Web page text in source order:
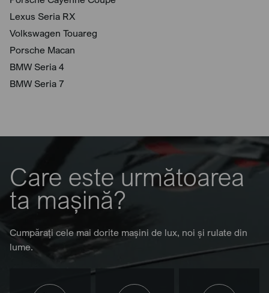
Lexus Seria RX
Volkswagen Touareg
Porsche Macan
BMW Seria 4
BMW Seria 7
Care este următoarea
ta mașină?
Cumpărați cele mai dorite mașini de lux, noi și rulate din
lume.